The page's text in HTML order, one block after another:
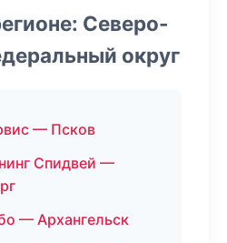
Северо-
округ
— Псков
Спидвей —
— Архангельск